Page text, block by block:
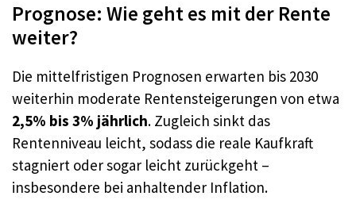
Prognose: Wie geht es mit der Rente
weiter?
Die mittelfristigen Prognosen erwarten bis 2030
weiterhin moderate Rentensteigerungen von etwa
2,5% bis 3% jährlich. Zugleich sinkt das
Rentenniveau leicht, sodass die reale Kaufkraft
stagniert oder sogar leicht zurückgeht –
insbesondere bei anhaltender Inflation.